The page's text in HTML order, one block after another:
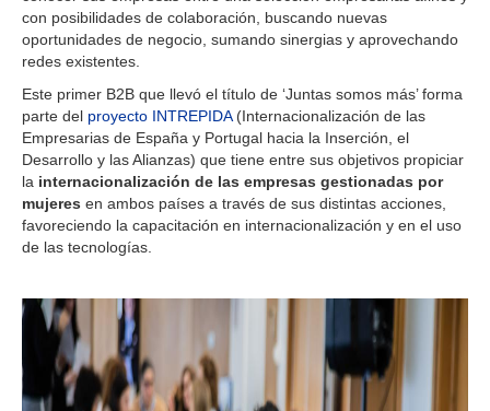
con posibilidades de colaboración, buscando nuevas
oportunidades de negocio, sumando sinergias y aprovechando
redes existentes.
Este primer B2B que llevó el título de ‘Juntas somos más’ forma
parte del proyecto INTREPIDA(Internacionalización de las
Empresarias de España y Portugal hacia la Inserción, el
Desarrollo y las Alianzas) que tiene entre sus objetivos propiciar
la internacionalización de las empresas gestionadas por
mujeres en ambos países a través de sus distintas acciones,
favoreciendo la capacitación en internacionalización y en el uso
de las tecnologías.